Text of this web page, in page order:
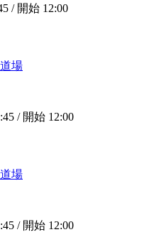
/ 開始 12:00
場
/ 開始 12:00
場
/ 開始 12:00